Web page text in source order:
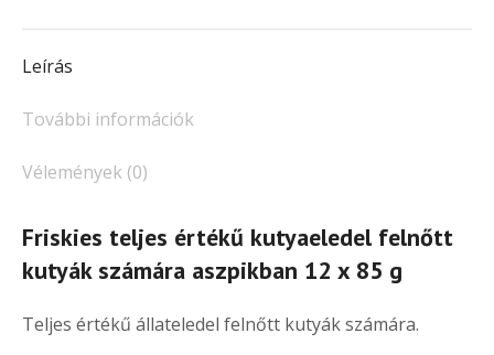
mennyiség
Leírás
További információk
Vélemények (0)
Friskies teljes értékű kutyaeledel felnőtt
kutyák számára aszpikban 12 x 85 g
Teljes értékű állateledel felnőtt kutyák számára.